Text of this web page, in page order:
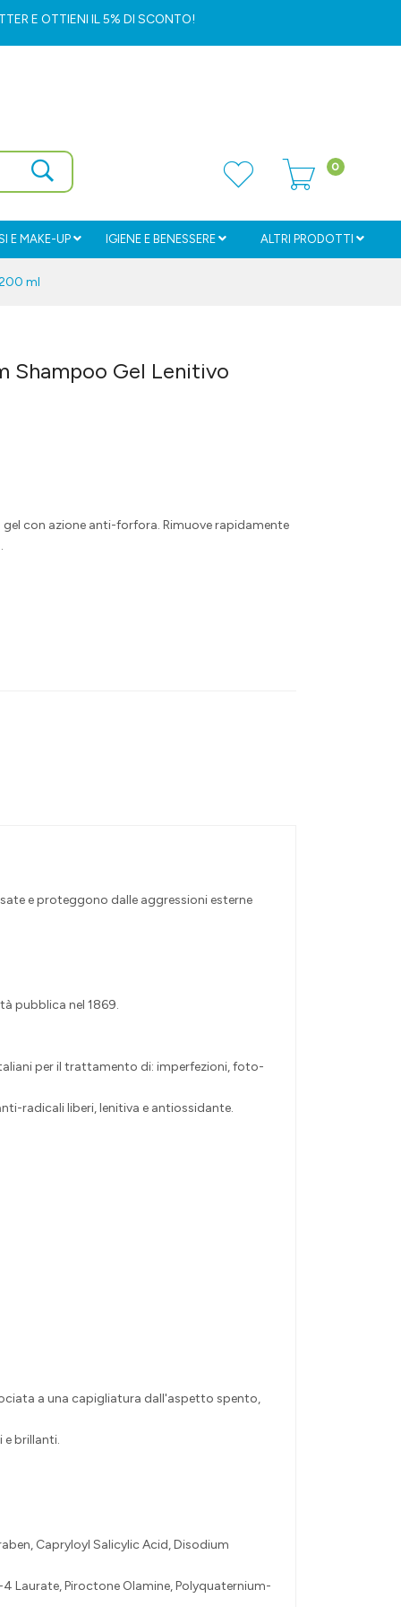
E OTTIENI IL 5% DI SCONTO!
0
E MAKE-UP IGIENE E BENESSERE ALTRI PRODOTTI
ml
Shampoo Gel Lenitivo
con azione anti-forfora. Rimuove rapidamente
e proteggono dalle aggressioni esterne
pubblica nel 1869.
per il trattamento di: imperfezioni, foto-
radicali liberi, lenitiva e antiossidante.
a una capigliatura dall'aspetto spento,
brillanti.
Capryloyl Salicylic Acid, Disodium
Laurate, Piroctone Olamine, Polyquaternium-